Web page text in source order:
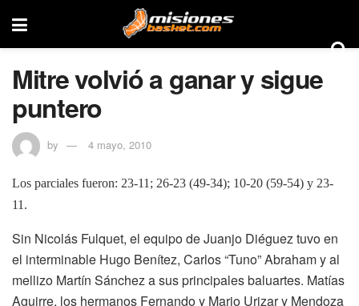
Mitre volvió a ganar y sigue
puntero
by 4 mayo, 2010
Los parciales fueron: 23-11; 26-23 (49-34); 10-20 (59-54) y 23-
11.
Sin Nicolás Fulquet, el equipo de Juanjo Diéguez tuvo en
el interminable Hugo Benítez, Carlos “Tuno” Abraham y al
mellizo Martín Sánchez a sus principales baluartes. Matías
Aguirre, los hermanos Fernando y Mario Urizar y Mendoza